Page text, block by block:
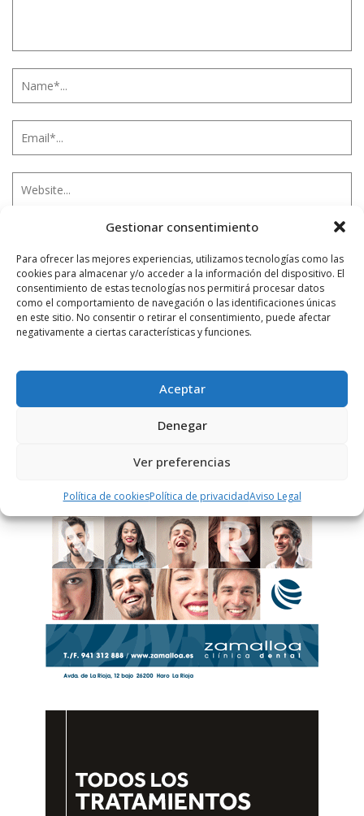
Gestionar consentimiento
Para ofrecer las mejores experiencias, utilizamos tecnologías como las
cookies para almacenar y/o acceder a la información del dispositivo. El
consentimiento de estas tecnologías nos permitirá procesar datos
como el comportamiento de navegación o las identificaciones únicas
en este sitio. No consentir o retirar el consentimiento, puede afectar
negativamente a ciertas características y funciones.
Aceptar
Denegar
Ver preferencias
Política de cookiesPolítica de privacidadAviso Legal
aprobado.
Este sitio usa Akismet para reducir el spam.Aprende
cómo se procesan los datos de tus comentarios.